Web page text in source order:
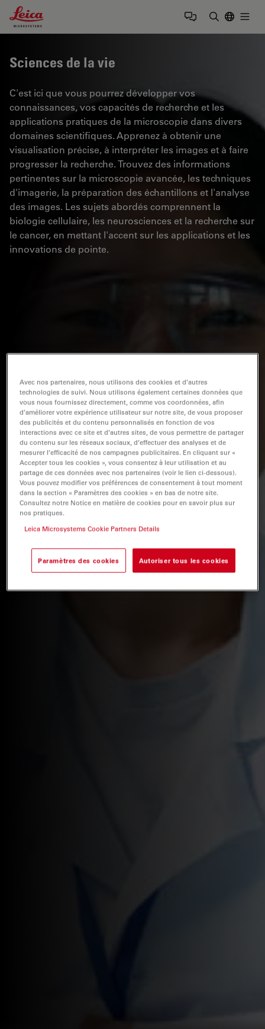
Leica Microsystems Logo
Sciences de la vie
C'est ici que vous pourrez développer vos
connaissances, vos capacités de recherche et les
applications pratiques de la microscopie dans divers
domaines scientifiques. Apprenez à obtenir une
visualisation précise, à interpréter les images et à faire
progresser la recherche. Trouvez des informations
pertinentes sur la microscopie avancée, les techniques
d'imagerie, la préparation des échantillons et l'analyse
des images. Les sujets abordés comprennent la
biologie cellulaire, les neurosciences et la recherche sur
le cancer, en mettant l'accent sur les applications et les
innovations de pointe.
Avec nos partenaires, nous utilisons des cookies et d’autres
technologies de suivi. Nous utilisons également certaines données que
vous nous fournissez directement, comme vos coordonnées, afin
d’améliorer votre expérience utilisateur sur notre site, de vous proposer
des publicités et du contenu personnalisés en fonction de vos
interactions avec ce site et d’autres sites, de vous permettre de partager
du contenu sur les réseaux sociaux, d’effectuer des analyses et de
mesurer l’efficacité de nos campagnes publicitaires. En cliquant sur «
Accepter tous les cookies », vous consentez à leur utilisation et au
partage de ces données avec nos partenaires (voir le lien ci-dessous).
Vous pouvez modifier vos préférences de consentement à tout moment
dans la section « Paramètres des cookies » en bas de notre site.
Consultez notre Notice en matière de cookies pour en savoir plus sur
nos pratiques.
Leica Microsystems Cookie Partners Details
Paramètres des cookies Autoriser tous les cookies